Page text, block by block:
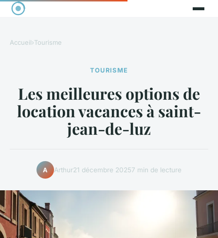
Accueil›Tourisme
TOURISME
Les meilleures options de
location vacances à saint-
jean-de-luz
A Arthur21 décembre 20257 min de lecture